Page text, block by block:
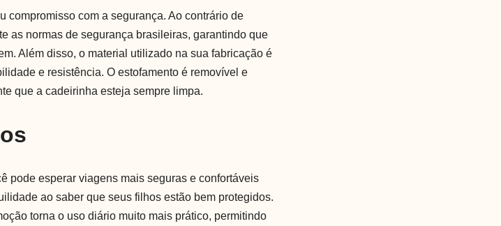
compromisso com a segurança. Ao contrário de
as normas de segurança brasileiras, garantindo que
Além disso, o material utilizado na sua fabricação é
e resistência. O estofamento é removível e
que a cadeirinha esteja sempre limpa.
pode esperar viagens mais seguras e confortáveis
ao saber que seus filhos estão bem protegidos.
torna o uso diário muito mais prático, permitindo